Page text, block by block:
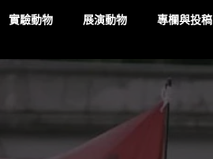
實驗動物 展演動物 專欄與投稿